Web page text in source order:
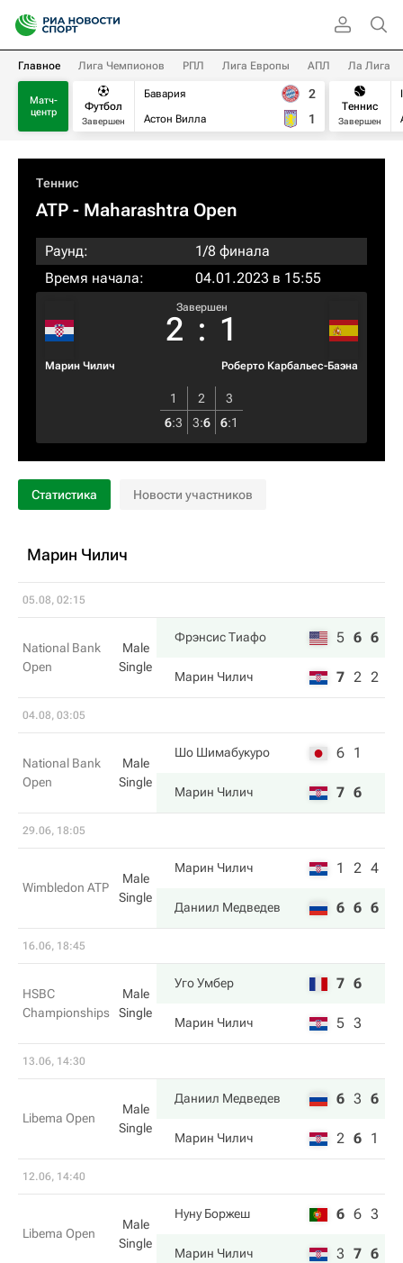
Главное Лига Чемпионов РПЛ Лига Европы АПЛ Ла Лига
Матч-
центр
Футбол
Завершен
Бавария
Астон Вилла
2
1
Теннис
Завершен
Теннис
ATP - Maharashtra Open
Раунд:
1/8 финала
Время начала:
04.01.2023 в 15:55
Марин Чилич
Завершен
2 : 1
Роберто Карбальес-Баэна
1 2
3
6:3 3:6 6:1
Статистика Новости участников
Марин Чилич
05.08, 02:15
National Bank
Open
Male
Single
Фрэнсис Тиафо 5 6 6
Марин Чилич 7 2 2
04.08, 03:05
National Bank
Open
Male
Single
Шо Шимабукуро 6 1
Марин Чилич 7 6
29.06, 18:05
Wimbledon ATP
Male
Single
Марин Чилич 1 2 4
Даниил Медведев 6 6 6
16.06, 18:45
HSBC
Championships
Male
Single
Уго Умбер 7 6
Марин Чилич 5 3
13.06, 14:30
Libema Open
Male
Single
Даниил Медведев 6 3 6
Марин Чилич 2 6 1
12.06, 14:40
Libema Open
Male
Single
Нуну Боржеш 6 6 3
Марин Чилич 3 7 6